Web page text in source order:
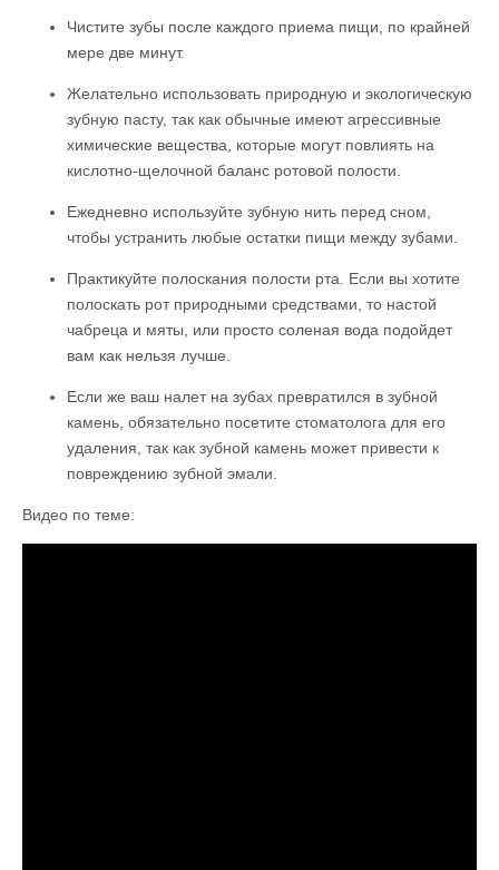
Чистите зубы после каждого приема пищи, по крайней
мере две минут.
Желательно использовать природную и экологическую
зубную пасту, так как обычные имеют агрессивные
химические вещества, которые могут повлиять на
кислотно-щелочной баланс ротовой полости.
Ежедневно используйте зубную нить перед сном,
чтобы устранить любые остатки пищи между зубами.
Практикуйте полоскания полости рта. Если вы хотите
полоскать рот природными средствами, то настой
чабреца и мяты, или просто соленая вода подойдет
вам как нельзя лучше.
Если же ваш налет на зубах превратился в зубной
камень, обязательно посетите стоматолога для его
удаления, так как зубной камень может привести к
повреждению зубной эмали.
Видео по теме: